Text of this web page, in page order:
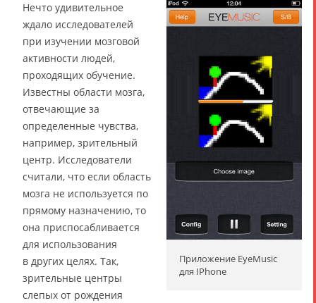
Приложение EyeMusic
для IPhone
Нечто удивительное
ждало исследователей
при изучении мозговой
активности людей,
проходящих обучение.
Известны области мозга,
отвечающие за
определенные чувства,
например, зрительный
центр. Исследователи
считали, что если область
мозга не используется по
прямому назначению, то
она приспосабливается
для использования
в других целях. Так,
зрительные центры
слепых от рождения